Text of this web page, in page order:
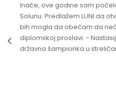
Inače, ove godine sam
Solunu. Predlažem LUNI da
bih mogla da obećam da
diplomskoj proslavi. -
državna šampionka u